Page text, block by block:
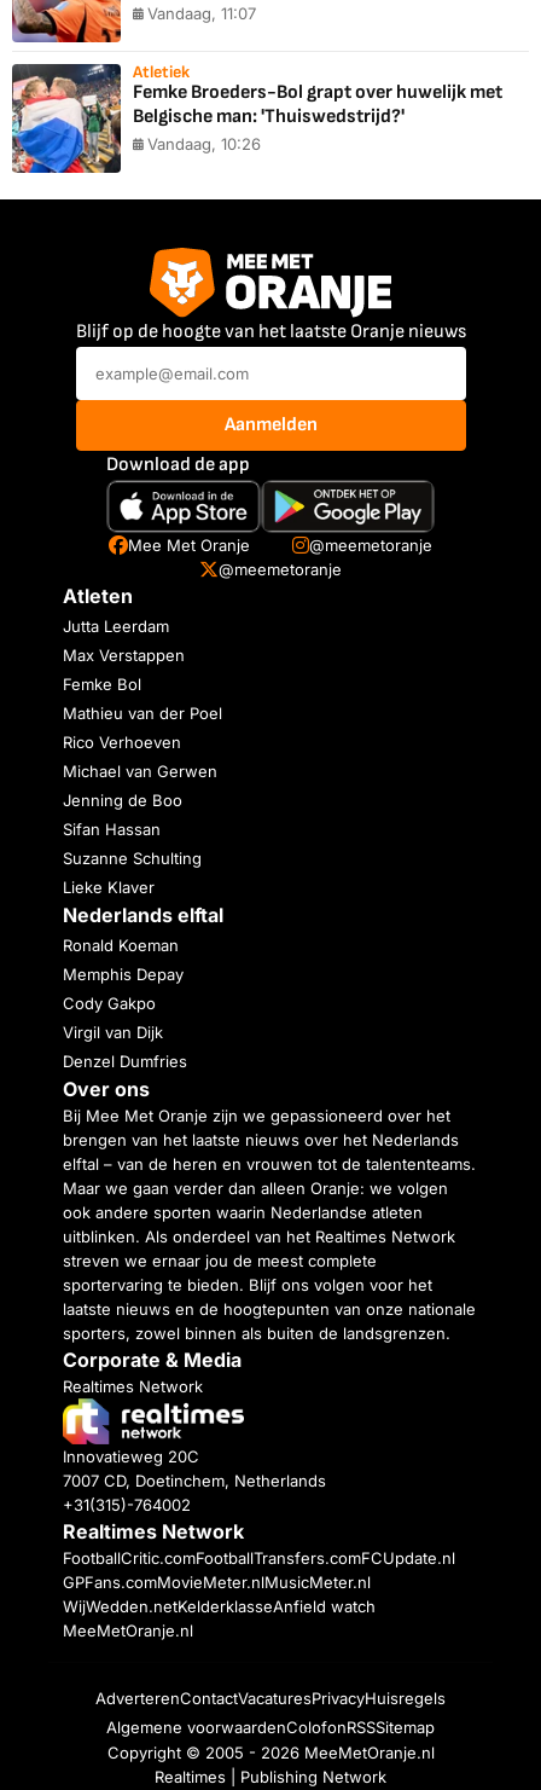
Vandaag, 11:07
Atletiek
Femke Broeders-Bol grapt over huwelijk met
Belgische man: 'Thuiswedstrijd?'
Vandaag, 10:26
Blijf op de hoogte van het laatste Oranje nieuws
Aanmelden
Download de app
Mee Met Oranje
@meemetoranje
@meemetoranje
Atleten
Jutta Leerdam
Max Verstappen
Femke Bol
Mathieu van der Poel
Rico Verhoeven
Michael van Gerwen
Jenning de Boo
Sifan Hassan
Suzanne Schulting
Lieke Klaver
Nederlands elftal
Ronald Koeman
Memphis Depay
Cody Gakpo
Virgil van Dijk
Denzel Dumfries
Over ons
Bij Mee Met Oranje zijn we gepassioneerd over het
brengen van het laatste nieuws over het Nederlands
elftal – van de heren en vrouwen tot de talententeams.
Maar we gaan verder dan alleen Oranje: we volgen
ook andere sporten waarin Nederlandse atleten
uitblinken. Als onderdeel van het Realtimes Network
streven we ernaar jou de meest complete
sportervaring te bieden. Blijf ons volgen voor het
laatste nieuws en de hoogtepunten van onze nationale
sporters, zowel binnen als buiten de landsgrenzen.
Corporate & Media
Realtimes Network
Innovatieweg 20C
7007 CD, Doetinchem, Netherlands
+31(315)-764002
Realtimes Network
FootballCritic.comFootballTransfers.comFCUpdate.nl
GPFans.comMovieMeter.nlMusicMeter.nl
WijWedden.netKelderklasseAnfield watch
MeeMetOranje.nl
AdverterenContactVacaturesPrivacyHuisregels
Algemene voorwaardenColofonRSSSitemap
Copyright © 2005 - 2026 MeeMetOranje.nl
Realtimes | Publishing Network